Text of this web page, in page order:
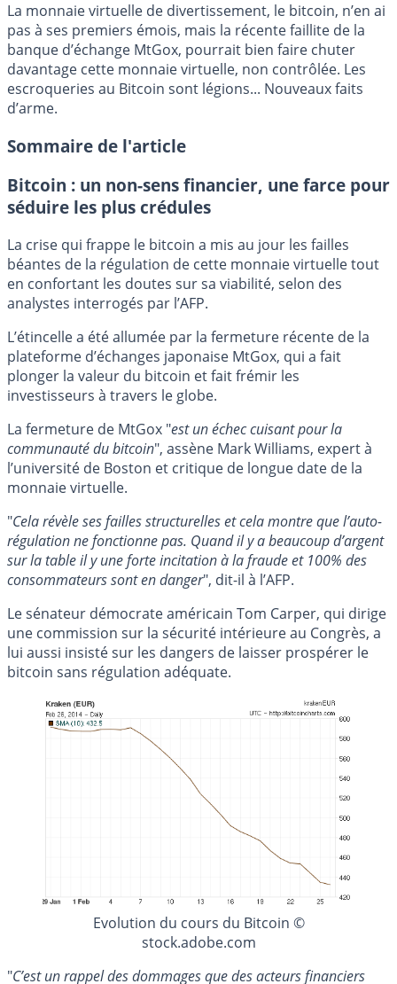
La monnaie virtuelle de divertissement, le bitcoin, n’en ai
pas à ses premiers émois, mais la récente faillite de la
banque d’échange MtGox, pourrait bien faire chuter
davantage cette monnaie virtuelle, non contrôlée. Les
escroqueries au Bitcoin sont légions... Nouveaux faits
d’arme.
Sommaire de l'article
Bitcoin : un non-sens financier, une farce pour
séduire les plus crédules
La crise qui frappe le bitcoin a mis au jour les failles
béantes de la régulation de cette monnaie virtuelle tout
en confortant les doutes sur sa viabilité, selon des
analystes interrogés par l’AFP.
L’étincelle a été allumée par la fermeture récente de la
plateforme d’échanges japonaise MtGox, qui a fait
plonger la valeur du bitcoin et fait frémir les
investisseurs à travers le globe.
La fermeture de MtGox "est un échec cuisant pour la
communauté du bitcoin", assène Mark Williams, expert à
l’université de Boston et critique de longue date de la
monnaie virtuelle.
"Cela révèle ses failles structurelles et cela montre que l’auto-
régulation ne fonctionne pas. Quand il y a beaucoup d’argent
sur la table il y une forte incitation à la fraude et 100% des
consommateurs sont en danger", dit-il à l’AFP.
Le sénateur démocrate américain Tom Carper, qui dirige
une commission sur la sécurité intérieure au Congrès, a
lui aussi insisté sur les dangers de laisser prospérer le
bitcoin sans régulation adéquate.
Evolution du cours du Bitcoin ©
stock.adobe.com
"C’est un rappel des dommages que des acteurs financiers